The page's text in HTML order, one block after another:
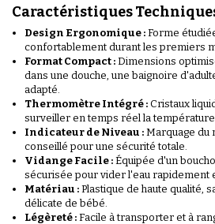
Caractéristiques
Design Ergonomique : Forme
confortablement durant les premiers
Format Compact : Dimensions
dans une douche, une baignoire
adapté.
Thermomètre Intégré : Cristaux
surveiller en temps réel la température
Indicateur de Niveau : Marquage du
conseillé pour une sécurité totale.
Vidange Facile : Équipée d'un
sécurisée pour vider l'eau rapidement
Matériau : Plastique de haute qualité,
délicate de bébé.
Légèreté : Facile à transporter et à